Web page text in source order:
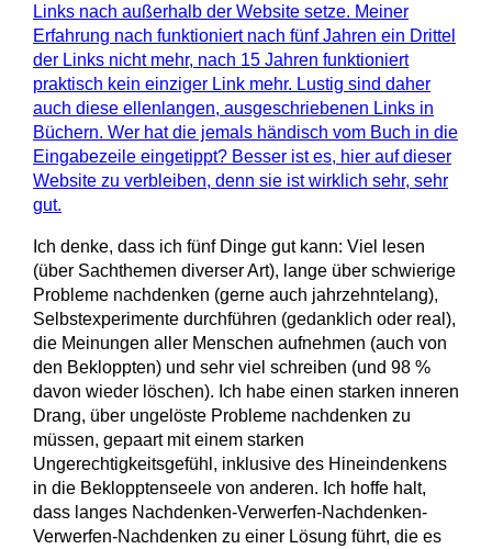
Links nach außerhalb der Website setze. Meiner
Erfahrung nach funktioniert nach fünf Jahren ein Drittel
der Links nicht mehr, nach 15 Jahren funktioniert
praktisch kein einziger Link mehr. Lustig sind daher
auch diese ellenlangen, ausgeschriebenen Links in
Büchern. Wer hat die jemals händisch vom Buch in die
Eingabezeile eingetippt? Besser ist es, hier auf dieser
Website zu verbleiben, denn sie ist wirklich sehr, sehr
gut.
Ich denke, dass ich fünf Dinge gut kann: Viel lesen
(über Sachthemen diverser Art), lange über schwierige
Probleme nachdenken (gerne auch jahrzehntelang),
Selbstexperimente durchführen (gedanklich oder real),
die Meinungen aller Menschen aufnehmen (auch von
den Bekloppten) und sehr viel schreiben (und 98 %
davon wieder löschen). Ich habe einen starken inneren
Drang, über ungelöste Probleme nachdenken zu
müssen, gepaart mit einem starken
Ungerechtigkeitsgefühl, inklusive des Hineindenkens
in die Beklopptenseele von anderen. Ich hoffe halt,
dass langes Nachdenken-Verwerfen-Nachdenken-
Verwerfen-Nachdenken zu einer Lösung führt, die es